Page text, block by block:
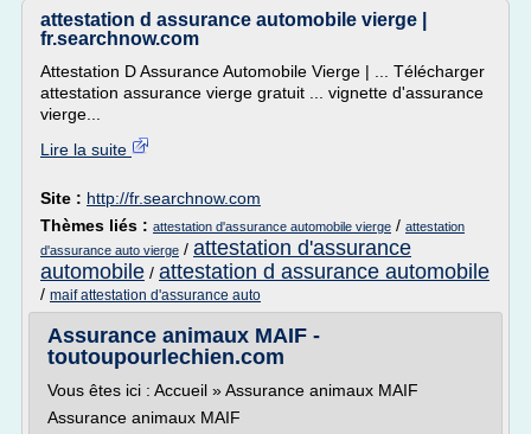
attestation d assurance automobile vierge |
fr.searchnow.com
Attestation D Assurance Automobile Vierge | ... Télécharger
attestation assurance vierge gratuit ... vignette d'assurance
vierge...
Lire la suite
Site : http://fr.searchnow.com
Thèmes liés : attestation d'assurance automobile vierge / attestation
d'assurance auto vierge / attestation d'assurance
automobile / attestation d assurance automobile
/ maif attestation d'assurance auto
Assurance animaux MAIF -
toutoupourlechien.com
Vous êtes ici : Accueil » Assurance animaux MAIF
Assurance animaux MAIF